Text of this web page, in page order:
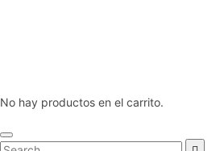
No hay productos en el carrito.